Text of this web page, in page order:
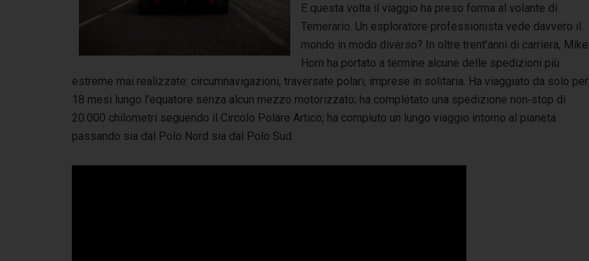
E questa volta il viaggio ha preso forma al volante di
Temerario. Un esploratore professionista vede davvero il
mondo in modo diverso? In oltre trent’anni di carriera, Mike
Horn ha portato a termine alcune delle spedizioni più
estreme mai realizzate: circumnavigazioni, traversate polari, imprese in solitaria. Ha viaggiato da solo per
18 mesi lungo l’equatore senza alcun mezzo motorizzato; ha completato una spedizione non‑stop di
20.000 chilometri seguendo il Circolo Polare Artico; ha compiuto un lungo viaggio intorno al pianeta
passando sia dal Polo Nord sia dal Polo Sud.